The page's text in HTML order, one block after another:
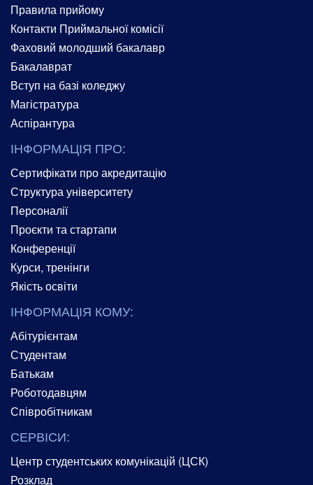
Правила прийому
Контакти Приймальної комісії
Фаховий молодший бакалавр
Бакалаврат
Вступ на базі коледжу
Магістратура
Аспірантура
ІНФОРМАЦІЯ ПРО:
Сертифікати про акредитацію
Структура університету
Персоналії
Проєкти та стартапи
Конференції
Курси, тренінги
Якість освіти
ІНФОРМАЦІЯ КОМУ:
Абітурієнтам
Студентам
Батькам
Роботодавцям
Співробітникам
СЕРВІСИ:
Центр студентських комунікацій (ЦСК)
Розклад